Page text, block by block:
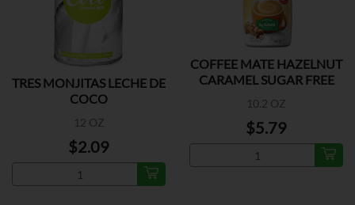
TRES MONJITAS LECHE DE
COCO
12 OZ
$2.09
COFFEE MATE HAZELNUT
CARAMEL SUGAR FREE
10.2 OZ
$5.79